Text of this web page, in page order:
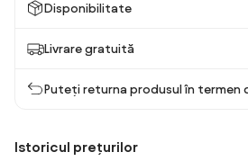
Disponibilitate
Livrare gratuită
Puteți returna produsul în termen
Istoricul prețurilor